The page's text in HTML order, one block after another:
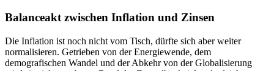
Balanceakt zwischen Inflation und Zinsen
Die Inflation ist noch nicht vom Tisch, dürfte sich aber weiter
normalisieren. Getrieben von der Energiewende, dem
demografischen Wandel und der Abkehr von der Globalisierung